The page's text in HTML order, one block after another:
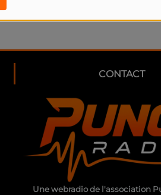
CONTACT
Une webradio de l'association